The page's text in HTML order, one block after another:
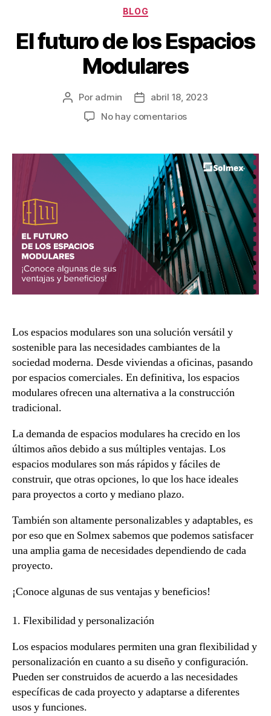
BLOG
El futuro de los Espacios
Modulares
Por admin
abril 18, 2023
No hay comentarios
Los espacios modulares son una solución versátil y
sostenible para las necesidades cambiantes de la
sociedad moderna. Desde viviendas a oficinas, pasando
por espacios comerciales. En definitiva, los espacios
modulares ofrecen una alternativa a la construcción
tradicional.
La demanda de espacios modulares ha crecido en los
últimos años debido a sus múltiples ventajas. Los
espacios modulares son más rápidos y fáciles de
construir, que otras opciones, lo que los hace ideales
para proyectos a corto y mediano plazo.
También son altamente personalizables y adaptables, es
por eso que en Solmex sabemos que podemos satisfacer
una amplia gama de necesidades dependiendo de cada
proyecto.
¡Conoce algunas de sus ventajas y beneficios!
1. Flexibilidad y personalización
Los espacios modulares permiten una gran flexibilidad y
personalización en cuanto a su diseño y configuración.
Pueden ser construidos de acuerdo a las necesidades
específicas de cada proyecto y adaptarse a diferentes
usos y funciones.